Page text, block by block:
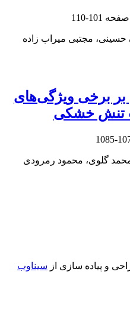
101-110
مجتبی میراب زاده
بر برخی ویژگی‌های
تنش خشکی
1075-
گلوی، محمود رمرودی
و پیاده سازی از سیناوب